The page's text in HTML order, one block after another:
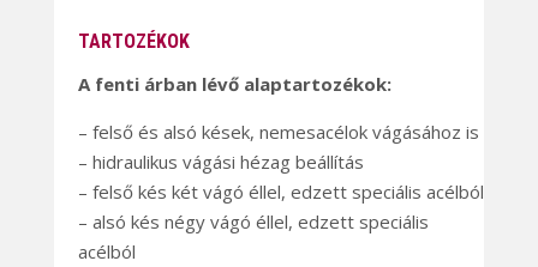
TARTOZÉKOK
A fenti árban lévő alaptartozékok:
– felső és alsó kések, nemesacélok vágásához is
– hidraulikus vágási hézag beállítás
– felső kés két vágó éllel, edzett speciális acélból
– alsó kés négy vágó éllel, edzett speciális
acélból